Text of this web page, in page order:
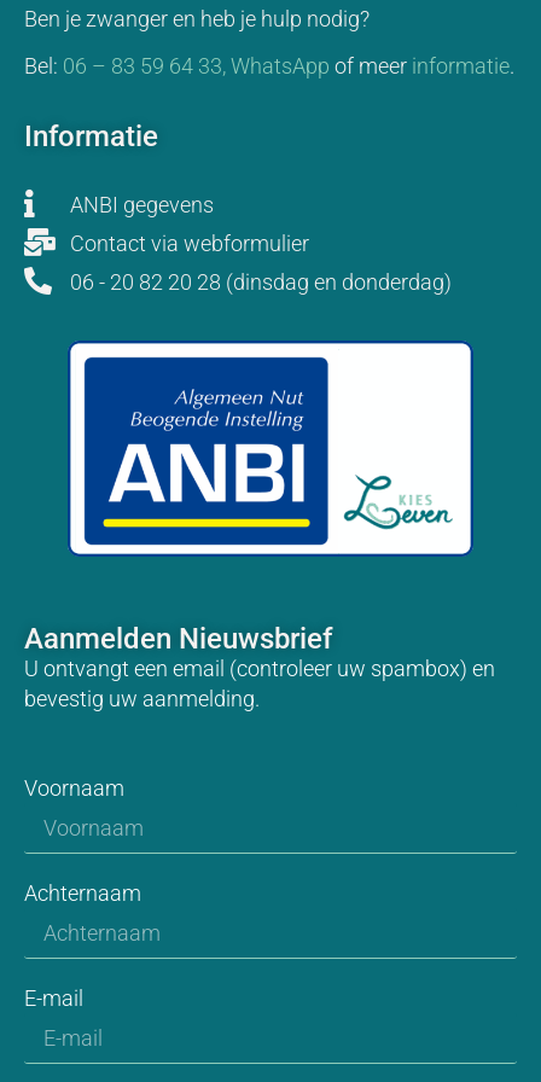
Ben je zwanger en heb je hulp nodig?
Bel: 06 – 83 59 64 33,WhatsApp of meer informatie.
Informatie
ANBI gegevens
Contact via webformulier
06 - 20 82 20 28 (dinsdag en donderdag)
Aanmelden Nieuwsbrief
U ontvangt een email (controleer uw spambox) en
bevestig uw aanmelding.
Voornaam
Achternaam
E-mail